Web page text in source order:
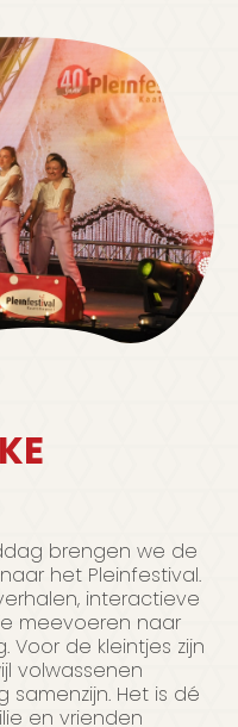
brengen we de
het Pleinfestival.
interactieve
meevoeren naar
Voor de kleintjes zijn
volwassenen
Het is dé
en vrienden